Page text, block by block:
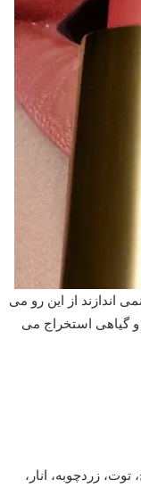
اندازند از این رو می
و گیاهی استخراج می
زردچوبه، انار،